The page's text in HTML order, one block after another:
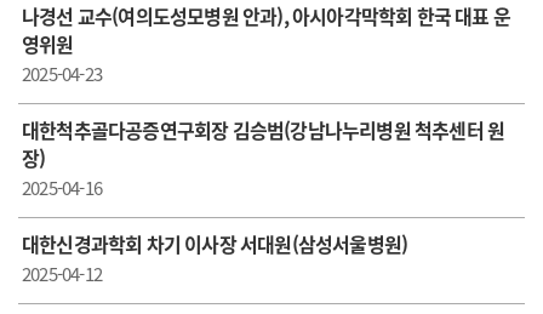
나경선 교수(여의도성모병원 안과), 아시아각막학회 한국 대표 운
영위원
2025-04-23
대한척추골다공증연구회장 김승범(강남나누리병원 척추센터 원
장)
2025-04-16
대한신경과학회 차기 이사장 서대원(삼성서울병원)
2025-04-12